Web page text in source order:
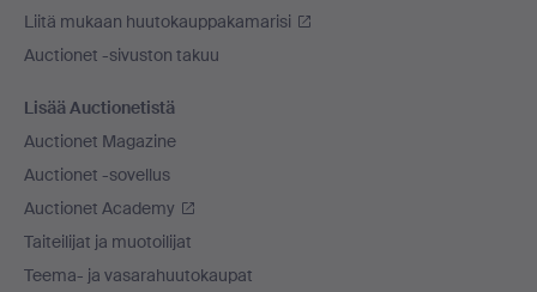
Liitä mukaan huutokauppakamarisi
Auctionet -sivuston takuu
Lisää Auctionetistä
Auctionet Magazine
Auctionet -sovellus
Auctionet Academy
Taiteilijat ja muotoilijat
Teema- ja vasarahuutokaupat